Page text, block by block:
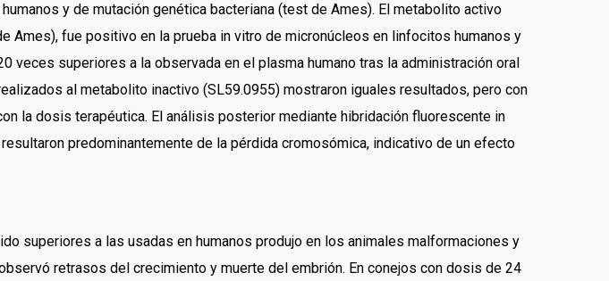
y de mutación genética bacteriana (test de Ames). El metabolito activo
Ames), fue positivo en la prueba in vitro de micronúcleos en linfocitos humanos y
superiores a la observada en el plasma humano tras la administración oral
al metabolito inactivo (SL59.0955) mostraron iguales resultados, pero con
la dosis terapéutica. El análisis posterior mediante hibridación fluorescente in
predominantemente de la pérdida cromosómica, indicativo de un efecto
superiores a las usadas en humanos produjo en los animales malformaciones y
retrasos del crecimiento y muerte del embrión. En conejos con dosis de 24